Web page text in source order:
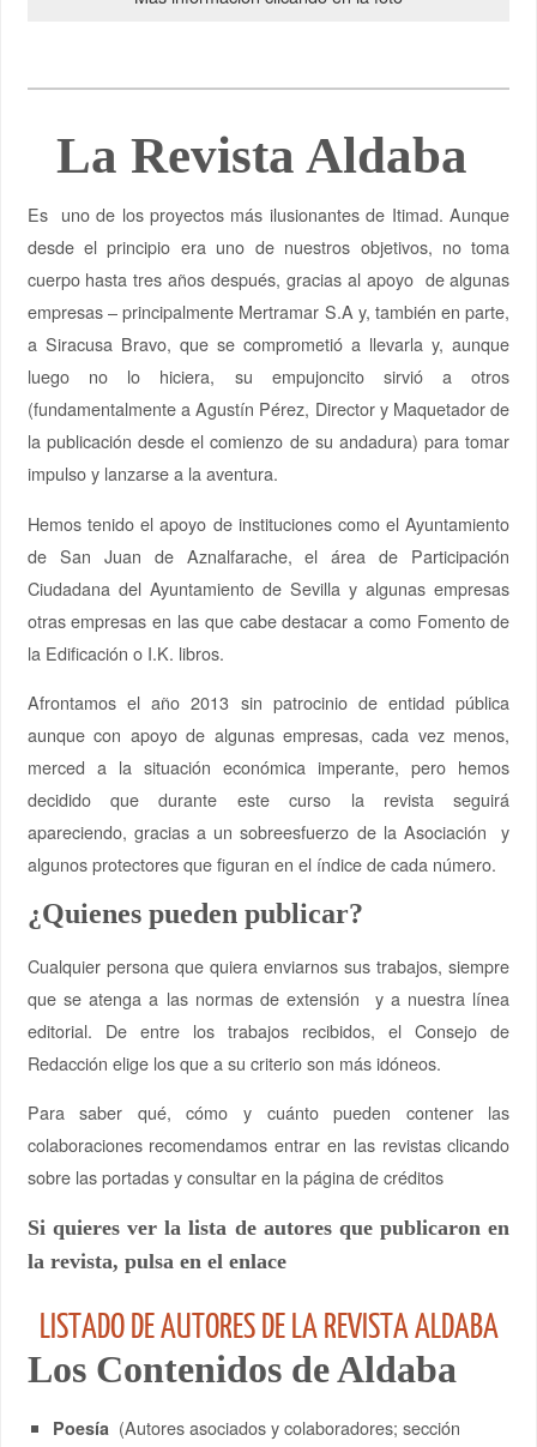
La Revista Aldaba
Es uno de los proyectos más ilusionantes de Itimad. Aunque
desde el principio era uno de nuestros objetivos, no toma
cuerpo hasta tres años después, gracias al apoyo de algunas
empresas – principalmente Mertramar S.A y, también en parte,
a Siracusa Bravo, que se comprometió a llevarla y, aunque
luego no lo hiciera, su empujoncito sirvió a otros
(fundamentalmente a Agustín Pérez, Director y Maquetador de
la publicación desde el comienzo de su andadura) para tomar
impulso y lanzarse a la aventura.
Hemos tenido el apoyo de instituciones como el Ayuntamiento
de San Juan de Aznalfarache, el área de Participación
Ciudadana del Ayuntamiento de Sevilla y algunas empresas
otras empresas en las que cabe destacar a como Fomento de
la Edificación o I.K. libros.
Afrontamos el año 2013 sin patrocinio de entidad pública
aunque con apoyo de algunas empresas, cada vez menos,
merced a la situación económica imperante, pero hemos
decidido que durante este curso la revista seguirá
apareciendo, gracias a un sobreesfuerzo de la Asociación y
algunos protectores que figuran en el índice de cada número.
¿Quienes pueden publicar?
Cualquier persona que quiera enviarnos sus trabajos, siempre
que se atenga a las normas de extensión y a nuestra línea
editorial. De entre los trabajos recibidos, el Consejo de
Redacción elige los que a su criterio son más idóneos.
Para saber qué, cómo y cuánto pueden contener las
colaboraciones recomendamos entrar en las revistas clicando
sobre las portadas y consultar en la página de créditos
Si quieres ver la lista de autores que publicaron en
la revista, pulsa en el enlace
LISTADO DE AUTORES DE LA REVISTA ALDABA
Los Contenidos de Aldaba
Poesía (Autores asociados y colaboradores; sección